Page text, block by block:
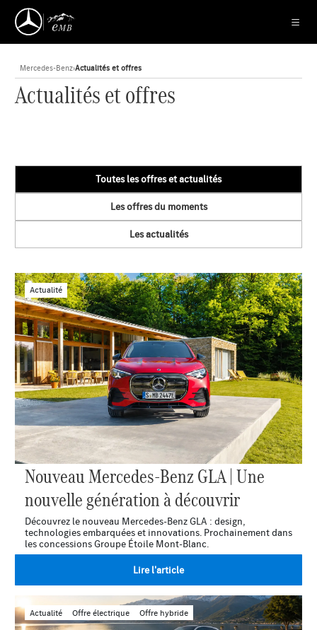
Mercedes-Benz›Actualités et offres
Actualités et offres
Toutes les offres et actualités
Les offres du moments
Les actualités
Nouveau Mercedes-Benz GLA | Une
nouvelle génération à découvrir
Découvrez le nouveau Mercedes-Benz GLA : design,
technologies embarquées et innovations. Prochainement dans
les concessions Groupe Étoile Mont-Blanc.
Lire l'article
Actualité
Actualité Offre électrique Offre hybride